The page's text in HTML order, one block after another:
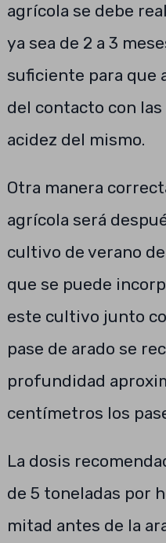
agrícola se debe
ya sea de 2 a 3
suficiente para que
del contacto con
acidez del mismo.
Otra manera
agrícola será
cultivo de verano
que se puede
este cultivo junto
pase de arado se
profundidad
centímetros los
La dosis
de 5 toneladas por
mitad antes de la